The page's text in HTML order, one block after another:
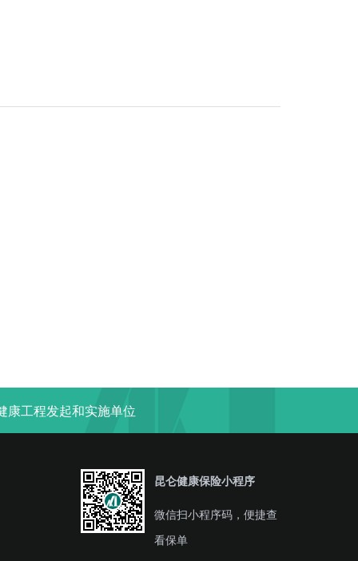
康工程发起和实施单位
昆仑健康保险小程序
微信扫小程序码，便捷查
看保单